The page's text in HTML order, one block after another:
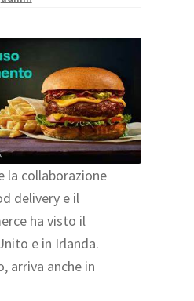
la collaborazione
delivery e il
ha visto il
e in Irlanda.
arriva anche in